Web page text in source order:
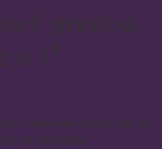
precisa
o 1º
e Realidade” parece ser um
sob diferentes